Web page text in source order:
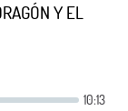
Y EL